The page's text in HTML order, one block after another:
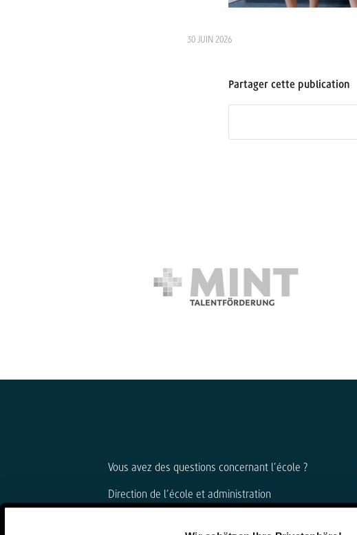
30 JUIN 2026
Partager cette publication
Vous avez des questions concernant l’école ?
Direction de l’école et administration